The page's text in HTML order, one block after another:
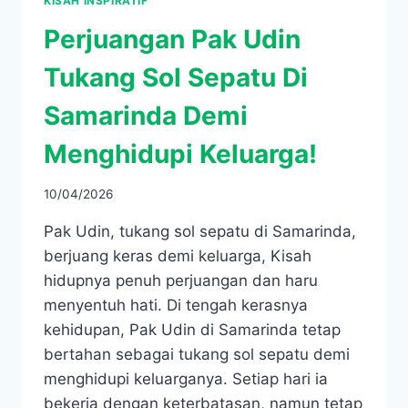
Perjuangan Pak Udin
Tukang Sol Sepatu Di
Samarinda Demi
Menghidupi Keluarga!
10/04/2026
Pak Udin, tukang sol sepatu di Samarinda,
berjuang keras demi keluarga, Kisah
hidupnya penuh perjuangan dan haru
menyentuh hati. Di tengah kerasnya
kehidupan, Pak Udin di Samarinda tetap
bertahan sebagai tukang sol sepatu demi
menghidupi keluarganya. Setiap hari ia
bekerja dengan keterbatasan, namun tetap